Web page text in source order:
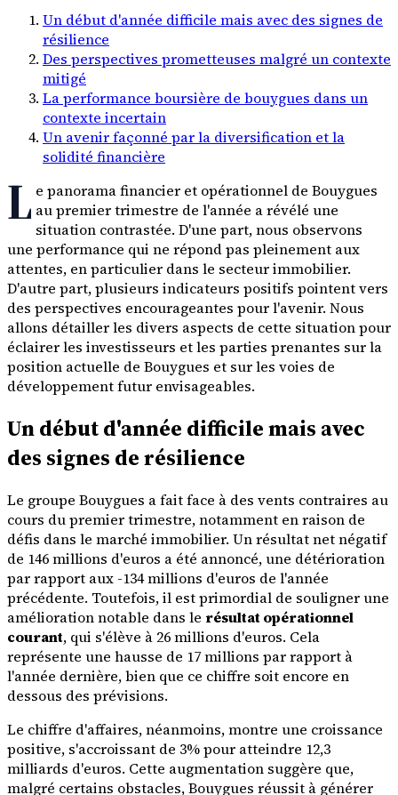
Un début d'année difficile mais avec des signes de
résilience
Des perspectives prometteuses malgré un contexte
mitigé
La performance boursière de bouygues dans un
contexte incertain
Un avenir façonné par la diversification et la
solidité financière
L e panorama financier et opérationnel de Bouygues
au premier trimestre de l'année a révélé une
situation contrastée. D'une part, nous observons
une performance qui ne répond pas pleinement aux
attentes, en particulier dans le secteur immobilier.
D'autre part, plusieurs indicateurs positifs pointent vers
des perspectives encourageantes pour l'avenir. Nous
allons détailler les divers aspects de cette situation pour
éclairer les investisseurs et les parties prenantes sur la
position actuelle de Bouygues et sur les voies de
développement futur envisageables.
Un début d'année difficile mais avec
des signes de résilience
Le groupe Bouygues a fait face à des vents contraires au
cours du premier trimestre, notamment en raison de
défis dans le marché immobilier. Un résultat net négatif
de 146 millions d'euros a été annoncé, une détérioration
par rapport aux -134 millions d'euros de l'année
précédente. Toutefois, il est primordial de souligner une
amélioration notable dans le résultat opérationnel
courant, qui s'élève à 26 millions d'euros. Cela
représente une hausse de 17 millions par rapport à
l'année dernière, bien que ce chiffre soit encore en
dessous des prévisions.
Le chiffre d'affaires, néanmoins, montre une croissance
positive, s'accroissant de 3% pour atteindre 12,3
milliards d'euros. Cette augmentation suggère que,
malgré certains obstacles, Bouygues réussit à générer